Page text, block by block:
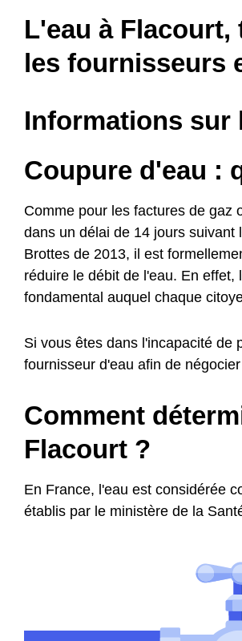
L'eau à
les fournisseurs
Informations sur
Coupure d'eau :
Comme pour les factures de gaz
dans un délai de 14 jours
Brottes de 2013, il est
réduire le débit de l'eau. En
fondamental auquel chaque
Si vous êtes dans l'incapacité de
fournisseur d'eau afin de
Comment
Flacourt ?
En France, l'eau est considérée
établis par le ministère de la